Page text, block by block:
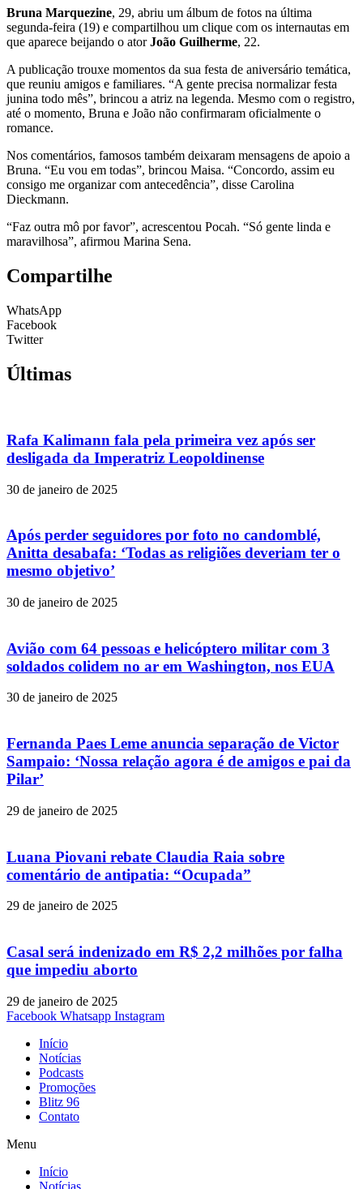
Bruna Marquezine, 29, abriu um álbum de fotos na última
segunda-feira (19) e compartilhou um clique com os internautas em
que aparece beijando o atorJoão Guilherme, 22.
A publicação trouxe momentos da sua festa de aniversário temática,
que reuniu amigos e familiares. “A gente precisa normalizar festa
junina todo mês”, brincou a atriz na legenda. Mesmo com o registro,
até o momento, Bruna e João não confirmaram oficialmente o
romance.
Nos comentários, famosos também deixaram mensagens de apoio a
Bruna. “Eu vou em todas”, brincou Maisa. “Concordo, assim eu
consigo me organizar com antecedência”, disse Carolina
Dieckmann.
“Faz outra mô por favor”, acrescentou Pocah. “Só gente linda e
maravilhosa”, afirmou Marina Sena.
Compartilhe
WhatsApp
Facebook
Twitter
Últimas
Rafa Kalimann fala pela primeira vez após ser
desligada da Imperatriz Leopoldinense
30 de janeiro de 2025
Após perder seguidores por foto no candomblé,
Anitta desabafa: ‘Todas as religiões deveriam ter o
mesmo objetivo’
30 de janeiro de 2025
Avião com 64 pessoas e helicóptero militar com 3
soldados colidem no ar em Washington, nos EUA
30 de janeiro de 2025
Fernanda Paes Leme anuncia separação de Victor
Sampaio: ‘Nossa relação agora é de amigos e pai da
Pilar’
29 de janeiro de 2025
Luana Piovani rebate Claudia Raia sobre
comentário de antipatia: “Ocupada”
29 de janeiro de 2025
Casal será indenizado em R$ 2,2 milhões por falha
que impediu aborto
29 de janeiro de 2025
Facebook Whatsapp Instagram
Início
Notícias
Podcasts
Promoções
Blitz 96
Contato
Menu
Início
Notícias